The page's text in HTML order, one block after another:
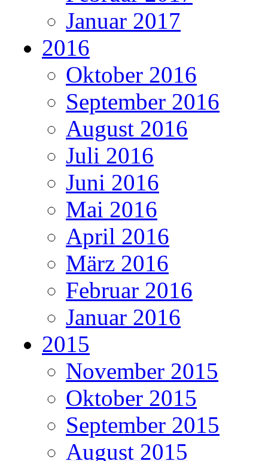
Januar 2017
2016
Oktober 2016
September 2016
August 2016
Juli 2016
Juni 2016
Mai 2016
April 2016
März 2016
Februar 2016
Januar 2016
2015
November 2015
Oktober 2015
September 2015
August 2015